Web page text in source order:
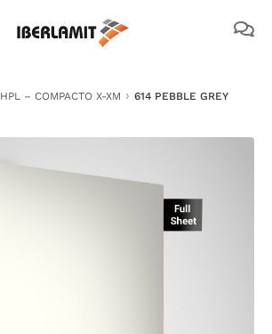
HPL – COMPACTO X-XM 614 PEBBLE GREY